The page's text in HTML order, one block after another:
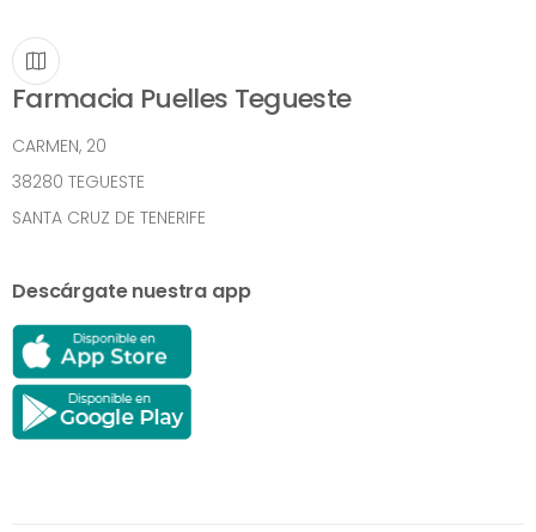
Farmacia Puelles Tegueste
CARMEN, 20
38280 TEGUESTE
SANTA CRUZ DE TENERIFE
Descárgate nuestra app